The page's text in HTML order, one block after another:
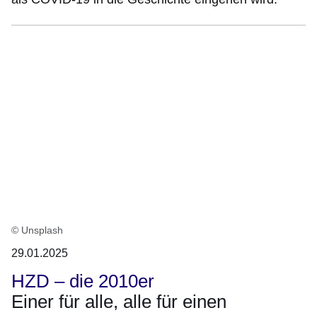
© Unsplash
29.01.2025
HZD – die 2010er
Einer für alle, alle für einen